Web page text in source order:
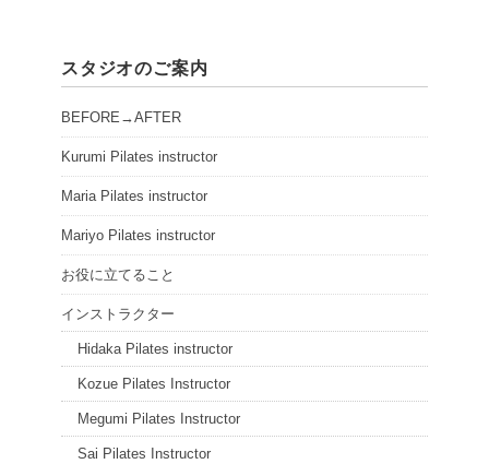
スタジオのご案内
BEFORE→AFTER
Kurumi Pilates instructor
Maria Pilates instructor
Mariyo Pilates instructor
お役に立てること
インストラクター
Hidaka Pilates instructor
Kozue Pilates Instructor
Megumi Pilates Instructor
Sai Pilates Instructor